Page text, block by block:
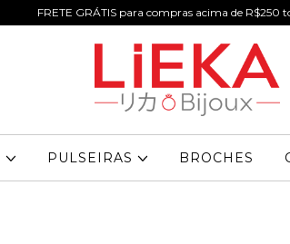
FRETE GRÁTIS para compras acima de R$250
PULSEIRAS BROCHES